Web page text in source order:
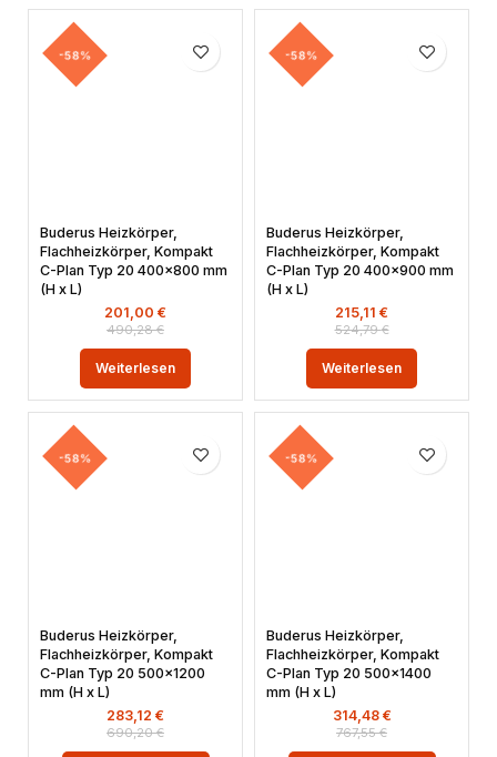
-58%
Buderus Heizkörper,
Flachheizkörper, Kompakt
C-Plan Typ 20 400×800 mm
(H x L)
490,28€
201,00 €
Weiterlesen
-58%
Buderus Heizkörper,
Flachheizkörper, Kompakt
C-Plan Typ 20 400×900 mm
(H x L)
524,79€
215,11 €
Weiterlesen
-58%
Buderus Heizkörper,
Flachheizkörper, Kompakt
C-Plan Typ 20 500×1200
mm (H x L)
690,20€
283,12 €
-58%
Buderus Heizkörper,
Flachheizkörper, Kompakt
C-Plan Typ 20 500×1400
mm (H x L)
767,55€
314,48 €